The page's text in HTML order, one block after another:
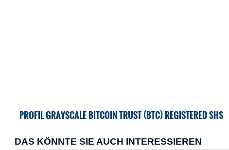
PROFIL GRAYSCALE BITCOIN TRUST (BTC) REGISTERED SHS